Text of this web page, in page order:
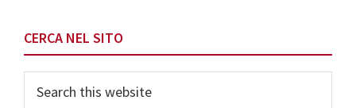
CERCA NEL SITO
this